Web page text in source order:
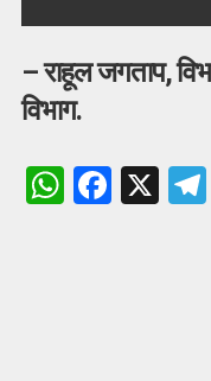
–राहूल जगताप,
विभाग.
W F X T